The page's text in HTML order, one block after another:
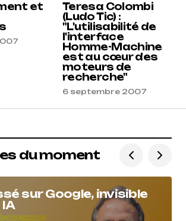
et
Teresa Colombi
(Ludo Tic) :
"L'utilisabilité de
l'interface
Homme-Machine
est au cœur des
moteurs de
recherche"
6 septembre 2007
du moment
sur Google, invisible